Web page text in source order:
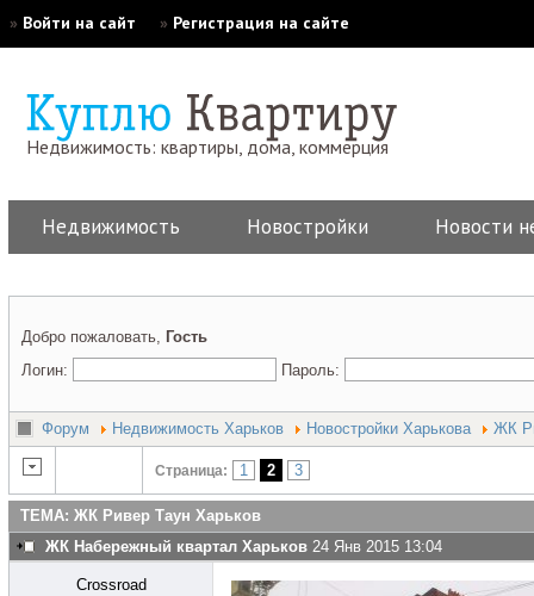
» Войти на сайт » Регистрация на сайте
Недвижимость: квартиры, дома, коммерция
Недвижимость Новостройки Новости
Добро пожаловать, Гость
Логин:
Пароль:
Форум Недвижимость Харьков Новостройки Харькова ЖК
Страница: 1 2 3
ТЕМА: ЖК Ривер Таун Харьков
ЖК Набережный квартал Харьков 24 Янв 2015 13:04
Crossroad